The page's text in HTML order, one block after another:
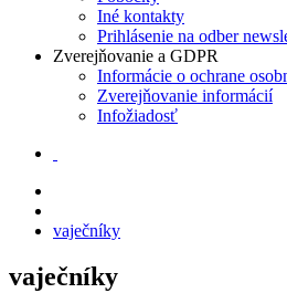
Iné kontakty
Prihlásenie na odber
Zverejňovanie a GDPR
Informácie o ochrane
Zverejňovanie informácií
Infožiadosť
vaječníky
vaječníky